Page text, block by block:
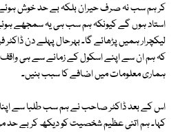
کر ہم سب نہ صرف حیران بلکہ بے حد خوش
استاد ہوں گے کیونکہ ہم سب ہی یہ سمجھے
لیکچرار ہمیں پڑھائے گا۔ بہرحال پہلے دن
کہ ہم ان سے اپنے اسکول کے زمانے سے ہی واقف
ہماری معلومات میں اضافے کا سبب بنیں۔
اس کے بعد ڈاکٹر صاحب نے ہم سب طلبا سے اپنا
کہا۔ ہم اتنی عظیم شخصیت کو دیکھ کر بے